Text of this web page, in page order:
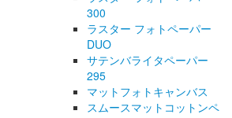
300
ラスター フォトペーパー
DUO
サテンバライタペーパー
295
マットフォトキャンバス
スムースマットコットンペ